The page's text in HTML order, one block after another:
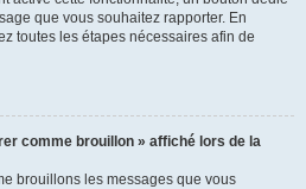
que vous souhaitez rapporter. En
toutes les étapes nécessaires afin de
comme brouillon » affiché lors de la
brouillons les messages que vous